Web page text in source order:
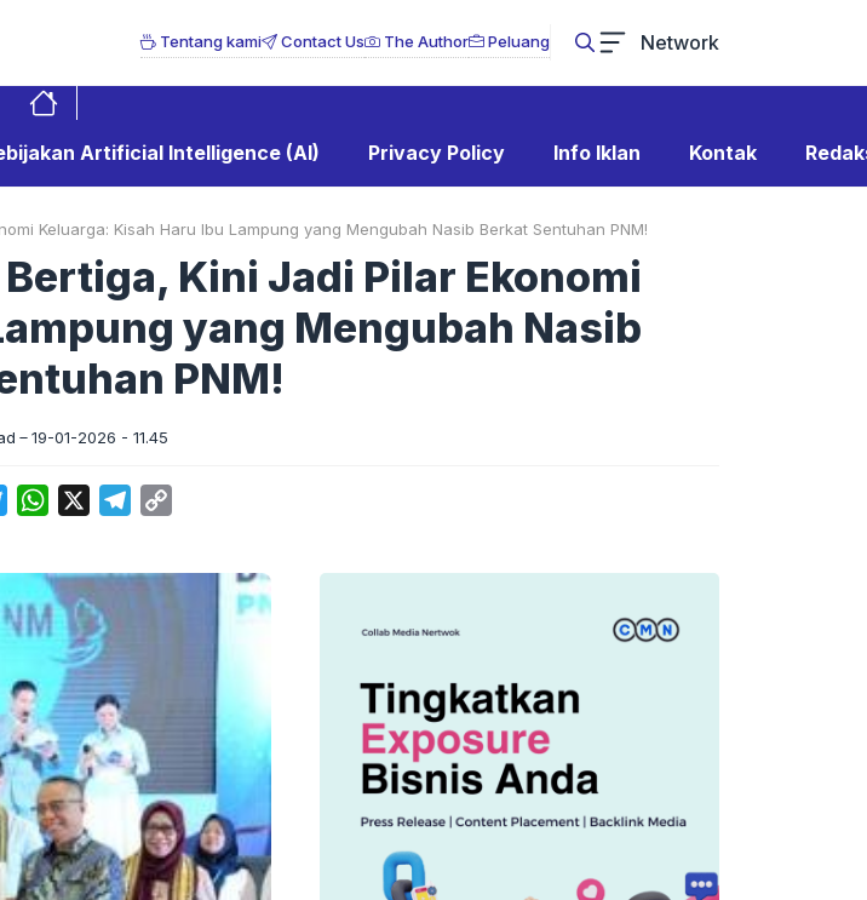
Tentang kami Contact Us The Author Peluang Network
Artificial Intelligence (AI) Privacy Policy Info Iklan Kontak
Keluarga: Kisah Haru Ibu Lampung yang Mengubah Nasib Berkat Sentuhan PNM!
Kini Jadi Pilar Ekonomi
yang Mengubah Nasib
PNM!
19-01-2026 - 11.45
TwitterWhatsApp Telegram